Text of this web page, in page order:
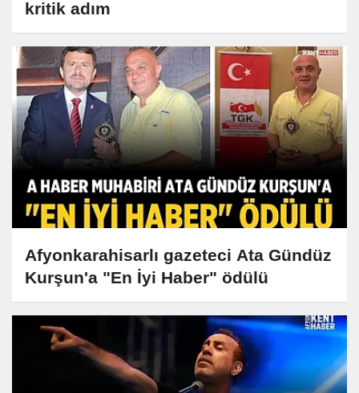
kritik adım
Afyonkarahisarlı gazeteci Ata Gündüz
Kurşun'a "En İyi Haber" ödülü